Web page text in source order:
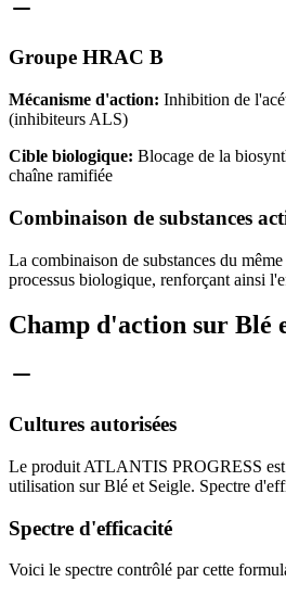
Groupe HRAC B
Mécanisme d'action: Inhibition de
(inhibiteurs ALS)
Cible biologique: Blocage de la
chaîne ramifiée
Combinaison de substances
La combinaison de substances du
processus biologique, renforçant ainsi
Champ d'action sur Blé
Cultures autorisées
Le produit ATLANTIS PROGRESS
utilisation sur Blé et Seigle. Spectre
Spectre d'efficacité
Voici le spectre contrôlé par cette